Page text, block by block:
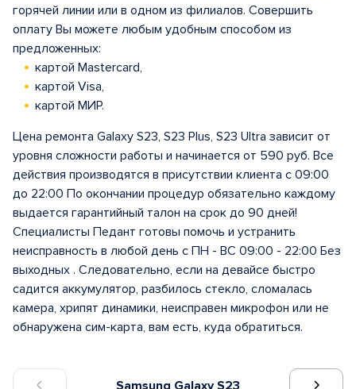
Samsung Galaxy S23
горячей линии или в одном из филиалов. Совершить
оплату Вы можете любым удобным способом из
предложенных:
картой Mastercard,
картой Visa,
картой МИР.
Цена ремонта Galaxy S23, S23 Plus, S23 Ultra зависит от
уровня сложности работы и начинается от 590 руб. Все
действия производятся в присутствии клиента с 09:00
до 22:00 По окончании процедур обязательно каждому
выдается гарантийный талон на срок до 90 дней!
Специалисты Педант готовы помочь и устранить
неисправность в любой день с ПН - ВС 09:00 - 22:00 Без
выходных . Следовательно, если на девайсе быстро
садится аккумулятор, разбилось стекло, сломалась
камера, хрипят динамики, неисправен микрофон или не
обнаружена сим-карта, вам есть, куда обратиться.